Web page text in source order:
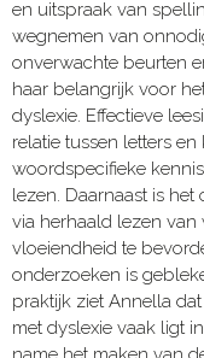
en uitspraak van
wegnemen van
onverwachte beurten
haar belangrijk voor
dyslexie. Effectieve
relatie tussen letters
woordspecifieke
lezen. Daarnaast is
via herhaald lezen van
vloeiendheid te
onderzoeken is
praktijk ziet Annella
met dyslexie vaak ligt